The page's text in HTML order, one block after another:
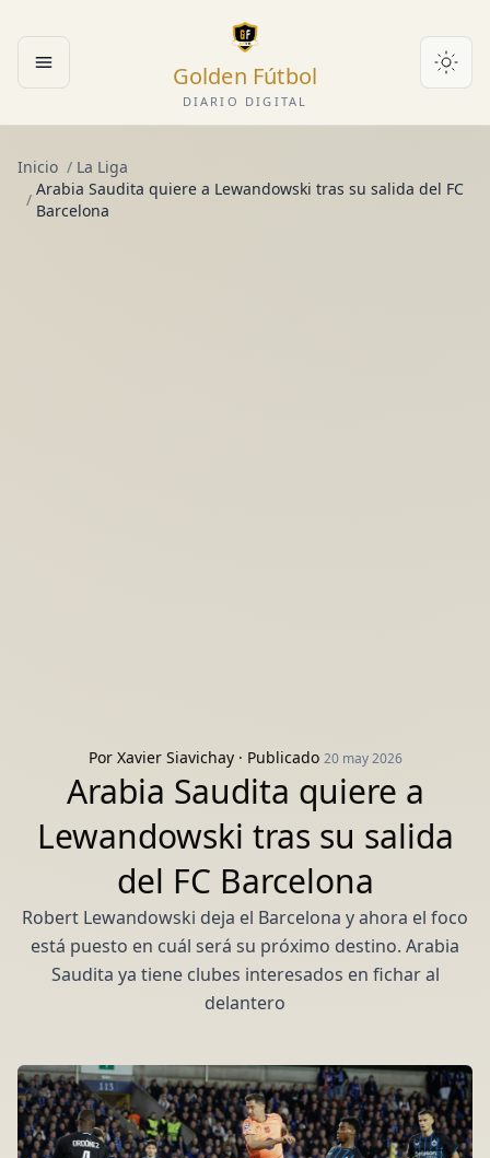
Abrir menú Golden Fútbol
DIARIO DIGITAL
Inicio / La Liga
/
Arabia Saudita quiere a Lewandowski tras su salida del FC
Barcelona
Por Xavier Siavichay· Publicado 20 may 2026
Arabia Saudita quiere a
Lewandowski tras su salida
del FC Barcelona
Robert Lewandowski deja el Barcelona y ahora el foco
está puesto en cuál será su próximo destino. Arabia
Saudita ya tiene clubes interesados en fichar al
delantero